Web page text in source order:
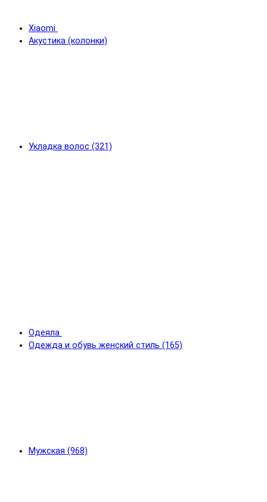
Xiaomi
Акустика (колонки)
Укладка волос (321)
Одеяла
Одежда и обувь женский стиль (165)
Мужская (968)